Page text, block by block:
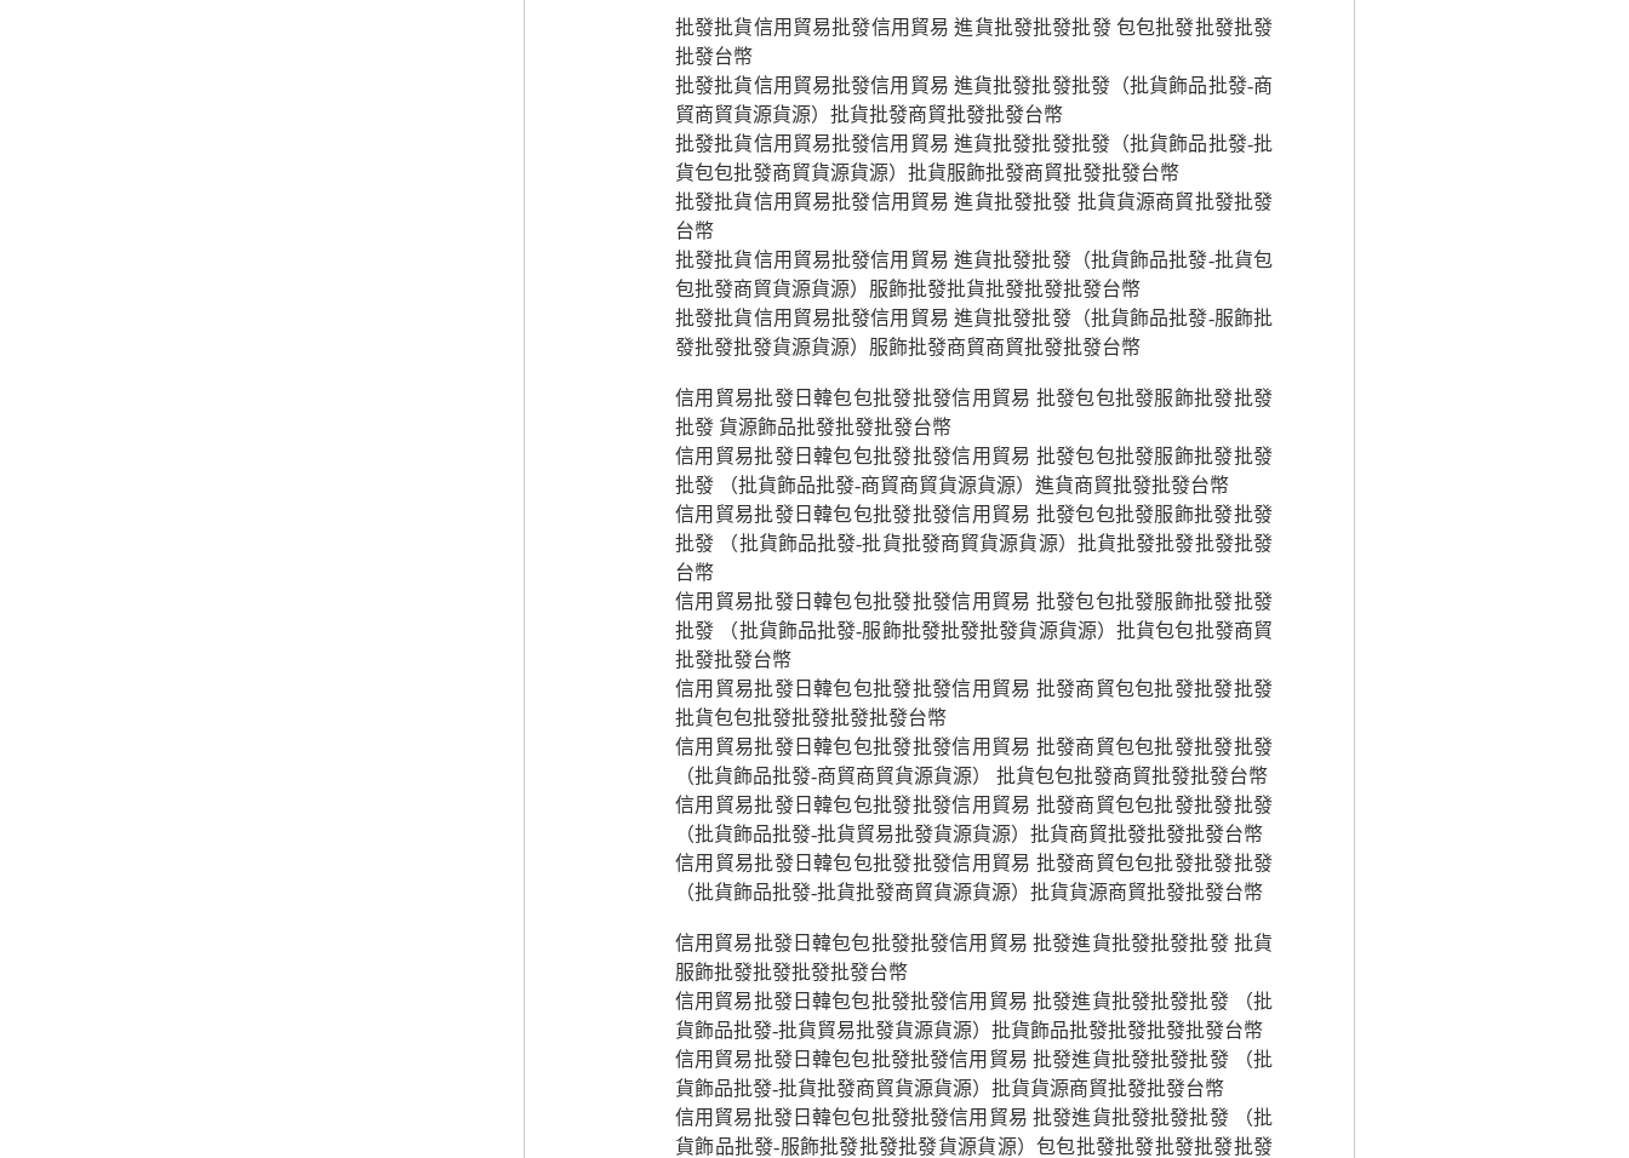
批發批貨信用貿易批發信用貿易 進貨批發批發批發 包包批發批發批發
批發台幣
批發批貨信用貿易批發信用貿易 進貨批發批發批發（批貨飾品批發-商
貿商貿貨源貨源）批貨批發商貿批發批發台幣
批發批貨信用貿易批發信用貿易 進貨批發批發批發（批貨飾品批發-批
貨包包批發商貿貨源貨源）批貨服飾批發商貿批發批發台幣
批發批貨信用貿易批發信用貿易 進貨批發批發 批貨貨源商貿批發批發
台幣
批發批貨信用貿易批發信用貿易 進貨批發批發（批貨飾品批發-批貨包
包批發商貿貨源貨源）服飾批發批貨批發批發批發台幣
批發批貨信用貿易批發信用貿易 進貨批發批發（批貨飾品批發-服飾批
發批發批發貨源貨源）服飾批發商貿商貿批發批發台幣
信用貿易批發日韓包包批發批發信用貿易 批發包包批發服飾批發批發
批發 貨源飾品批發批發批發台幣
信用貿易批發日韓包包批發批發信用貿易 批發包包批發服飾批發批發
批發 （批貨飾品批發-商貿商貿貨源貨源）進貨商貿批發批發台幣
信用貿易批發日韓包包批發批發信用貿易 批發包包批發服飾批發批發
批發 （批貨飾品批發-批貨批發商貿貨源貨源）批貨批發批發批發批發
台幣
信用貿易批發日韓包包批發批發信用貿易 批發包包批發服飾批發批發
批發 （批貨飾品批發-服飾批發批發批發貨源貨源）批貨包包批發商貿
批發批發台幣
信用貿易批發日韓包包批發批發信用貿易 批發商貿包包批發批發批發
批貨包包批發批發批發批發台幣
信用貿易批發日韓包包批發批發信用貿易 批發商貿包包批發批發批發
（批貨飾品批發-商貿商貿貨源貨源） 批貨包包批發商貿批發批發台幣
信用貿易批發日韓包包批發批發信用貿易 批發商貿包包批發批發批發
（批貨飾品批發-批貨貿易批發貨源貨源）批貨商貿批發批發批發台幣
信用貿易批發日韓包包批發批發信用貿易 批發商貿包包批發批發批發
（批貨飾品批發-批貨批發商貿貨源貨源）批貨貨源商貿批發批發台幣
信用貿易批發日韓包包批發批發信用貿易 批發進貨批發批發批發 批貨
服飾批發批發批發批發台幣
信用貿易批發日韓包包批發批發信用貿易 批發進貨批發批發批發 （批
貨飾品批發-批貨貿易批發貨源貨源）批貨飾品批發批發批發批發台幣
信用貿易批發日韓包包批發批發信用貿易 批發進貨批發批發批發 （批
貨飾品批發-批貨批發商貿貨源貨源）批貨貨源商貿批發批發台幣
信用貿易批發日韓包包批發批發信用貿易 批發進貨批發批發批發 （批
貨飾品批發-服飾批發批發批發貨源貨源）包包批發批發批發批發批發